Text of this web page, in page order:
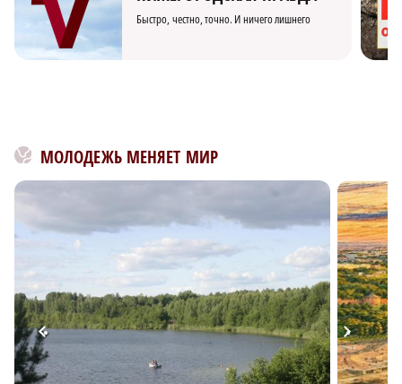
Быстро, честно, точно. И ничего лишнего
МОЛОДЕЖЬ МЕНЯЕТ МИР